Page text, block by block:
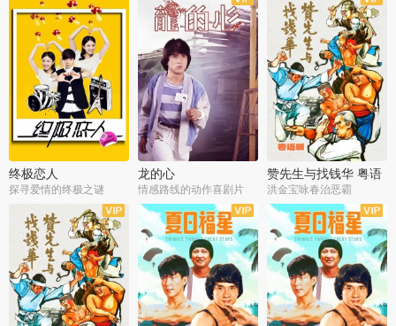
终极恋人
探寻爱情的终极之谜
龙的心
情感路线的动作喜剧片
赞先生与找钱华 粤语
版
洪金宝咏春治恶霸